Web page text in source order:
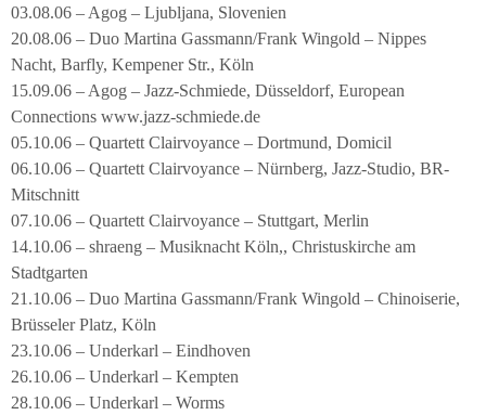
03.08.06 – Agog – Ljubljana, Slovenien
20.08.06 – Duo Martina Gassmann/Frank Wingold – Nippes
Nacht, Barfly, Kempener Str., Köln
15.09.06 – Agog – Jazz-Schmiede, Düsseldorf, European
Connections www.jazz-schmiede.de
05.10.06 – Quartett Clairvoyance – Dortmund, Domicil
06.10.06 – Quartett Clairvoyance – Nürnberg, Jazz-Studio, BR-
Mitschnitt
07.10.06 – Quartett Clairvoyance – Stuttgart, Merlin
14.10.06 – shraeng – Musiknacht Köln,, Christuskirche am
Stadtgarten
21.10.06 – Duo Martina Gassmann/Frank Wingold – Chinoiserie,
Brüsseler Platz, Köln
23.10.06 – Underkarl – Eindhoven
26.10.06 – Underkarl – Kempten
28.10.06 – Underkarl – Worms